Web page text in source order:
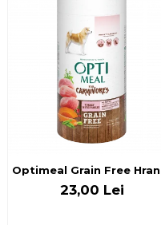
Optimeal Grain Free
23,00 Lei